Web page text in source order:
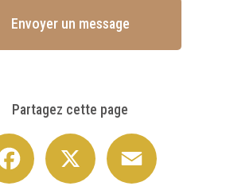
Envoyer un message
Partagez cette page
Facebook